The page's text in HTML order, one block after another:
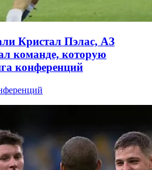
Кристал Пэлас, АЗ
команде, которую
конференций